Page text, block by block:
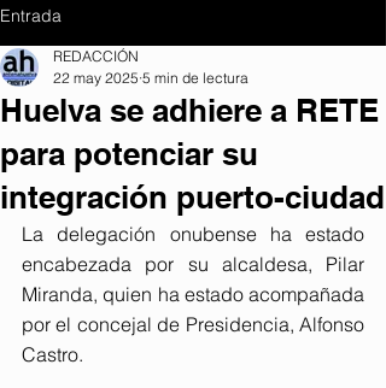
Entrada
Huelva se adhiere a RETE
para potenciar su
integración puerto-ciudad
REDACCIÓN
22 may 2025 5 min de lectura
La delegación onubense ha estado
encabezada por su alcaldesa, Pilar
Miranda, quien ha estado acompañada
por el concejal de Presidencia, Alfonso
Castro.